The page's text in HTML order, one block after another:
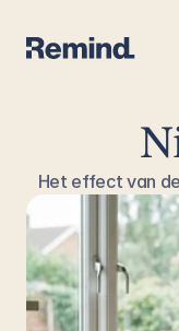
Het effect van